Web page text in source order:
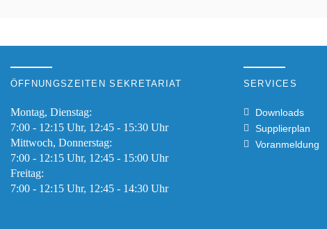
ÖFFNUNGSZEITEN SEKRETARIAT
Montag, Dienstag:
7:00 - 12:15 Uhr, 12:45 - 15:30 Uhr
Mittwoch, Donnerstag:
7:00 - 12:15 Uhr, 12:45 - 15:00 Uhr
Freitag:
7:00 - 12:15 Uhr, 12:45 - 14:30 Uhr
SERVICES
Downloads
Supplierplan
Voranmeldung